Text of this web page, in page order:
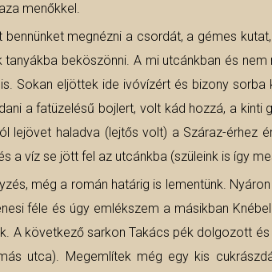
menőkkel.
megnézni a csordát, a gémes
tanyákba beköszönni. A mi utcánkban és
Sokan eljöttek ide ivóvízért és bizony sorba
a fatüzelésű bojlert, volt kád hozzá, a
lejövet haladva (lejtős volt) a Száraz-érhez
a víz se jött fel az utcánkba (szüleink is így
még a román határig is lementünk.
féle és úgy emlékszem a másikban
A következő sarkon Takács pék dolgozott
utca). Megemlítek még egy kis